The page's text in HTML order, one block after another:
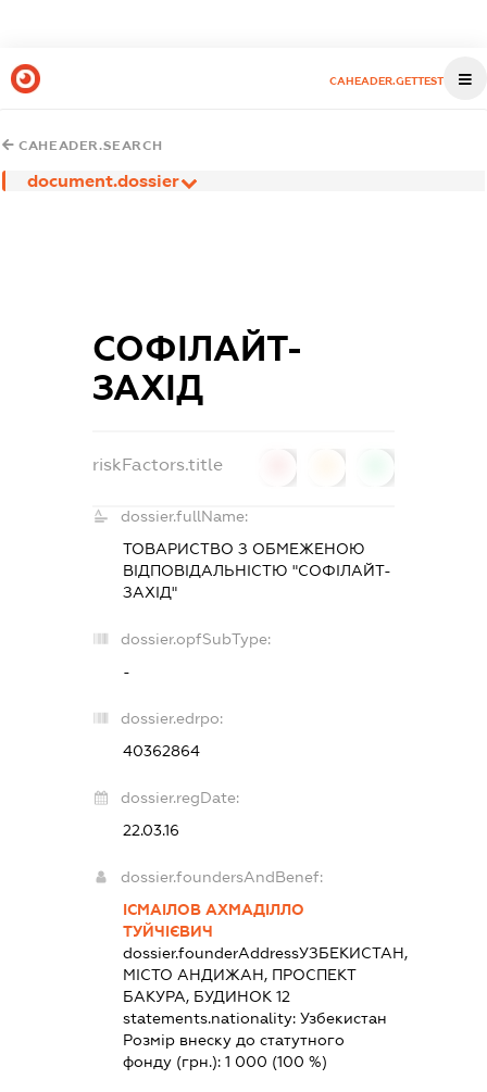
CAHEADER.GETTEST
CAHEADER.SEARCH
document.dossier
СОФІЛАЙТ-
ЗАХІД
riskFactors.title
dossier.fullName:
ТОВАРИСТВО З ОБМЕЖЕНОЮ
ВІДПОВІДАЛЬНІСТЮ "СОФІЛАЙТ-
ЗАХІД"
dossier.opfSubType:
-
dossier.edrpo:
40362864
dossier.regDate:
22.03.16
dossier.foundersAndBenef:
ІСМАІЛОВ АХМАДІЛЛО
ТУЙЧІЄВИЧ
dossier.founderAddressУЗБЕКИСТАН,
МІСТО АНДИЖАН, ПРОСПЕКТ
БАКУРА, БУДИНОК 12
statements.nationality:Узбекистан
Розмір внеску до статутного
фонду (грн.):1 000 (100 %)